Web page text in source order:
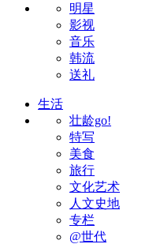
明星
影视
音乐
韩流
送礼
生活
壮龄go!
特写
美食
旅行
文化艺术
人文史地
专栏
@世代